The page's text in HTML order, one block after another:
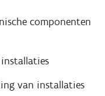
componenten
van installaties